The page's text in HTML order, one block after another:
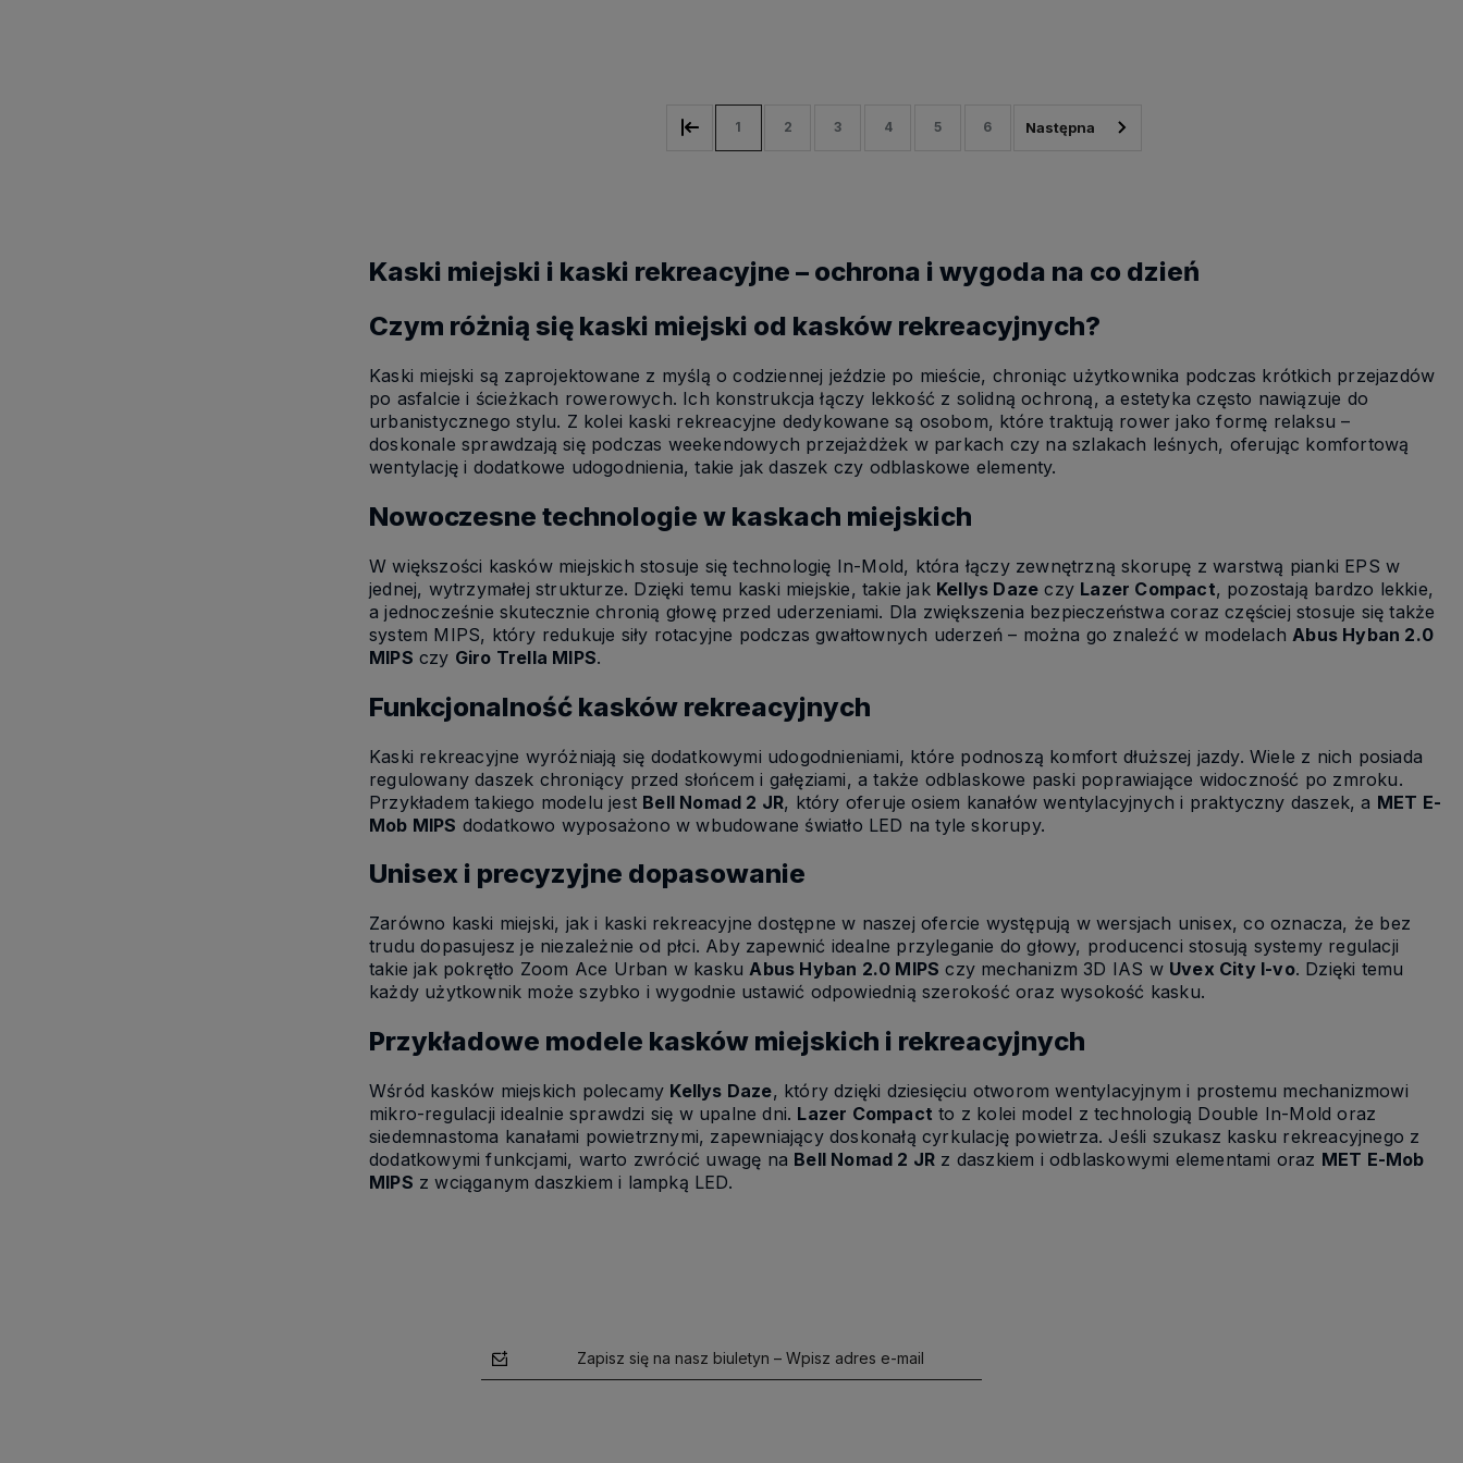
1 2 3 4 5 6
Kaski miejski i kaski rekreacyjne – ochrona i wygoda na co dzień
Czym różnią się kaski miejski od kasków rekreacyjnych?
Kaski miejski są zaprojektowane z myślą o codziennej jeździe po mieście, chroniąc użytkownika podczas krótkich przejazdów
po asfalcie i ścieżkach rowerowych. Ich konstrukcja łączy lekkość z solidną ochroną, a estetyka często nawiązuje do
urbanistycznego stylu. Z kolei kaski rekreacyjne dedykowane są osobom, które traktują rower jako formę relaksu –
doskonale sprawdzają się podczas weekendowych przejażdżek w parkach czy na szlakach leśnych, oferując komfortową
wentylację i dodatkowe udogodnienia, takie jak daszek czy odblaskowe elementy.
Nowoczesne technologie w kaskach miejskich
W większości kasków miejskich stosuje się technologię In-Mold, która łączy zewnętrzną skorupę z warstwą pianki EPS w
jednej, wytrzymałej strukturze. Dzięki temu kaski miejskie, takie jak Kellys Daze czy Lazer Compact, pozostają bardzo lekkie,
a jednocześnie skutecznie chronią głowę przed uderzeniami. Dla zwiększenia bezpieczeństwa coraz częściej stosuje się także
system MIPS, który redukuje siły rotacyjne podczas gwałtownych uderzeń – można go znaleźć w modelach Abus Hyban 2.0
MIPS czy Giro Trella MIPS.
Funkcjonalność kasków rekreacyjnych
Kaski rekreacyjne wyróżniają się dodatkowymi udogodnieniami, które podnoszą komfort dłuższej jazdy. Wiele z nich posiada
regulowany daszek chroniący przed słońcem i gałęziami, a także odblaskowe paski poprawiające widoczność po zmroku.
Przykładem takiego modelu jest Bell Nomad 2 JR, który oferuje osiem kanałów wentylacyjnych i praktyczny daszek, a MET E-
Mob MIPS dodatkowo wyposażono w wbudowane światło LED na tyle skorupy.
Unisex i precyzyjne dopasowanie
Zarówno kaski miejski, jak i kaski rekreacyjne dostępne w naszej ofercie występują w wersjach unisex, co oznacza, że bez
trudu dopasujesz je niezależnie od płci. Aby zapewnić idealne przyleganie do głowy, producenci stosują systemy regulacji
takie jak pokrętło Zoom Ace Urban w kaskuAbus Hyban 2.0 MIPS czy mechanizm 3D IAS w Uvex City I-vo. Dzięki temu
każdy użytkownik może szybko i wygodnie ustawić odpowiednią szerokość oraz wysokość kasku.
Przykładowe modele kasków miejskich i rekreacyjnych
Wśród kasków miejskich polecamy Kellys Daze, który dzięki dziesięciu otworom wentylacyjnym i prostemu mechanizmowi
mikro-regulacji idealnie sprawdzi się w upalne dni. Lazer Compact to z kolei model z technologią Double In-Mold oraz
siedemnastoma kanałami powietrznymi, zapewniający doskonałą cyrkulację powietrza. Jeśli szukasz kasku rekreacyjnego z
dodatkowymi funkcjami, warto zwrócić uwagę na Bell Nomad 2 JR z daszkiem i odblaskowymi elementami oraz MET E-Mob
MIPS z wciąganym daszkiem i lampką LED.
Zapisz się na nasz biuletyn – Wpisz adres e-mail